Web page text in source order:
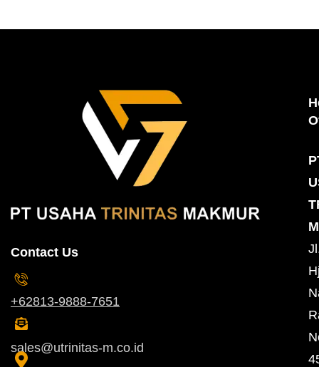
Contact Us
+62813-9888-7651
sales@utrinitas-m.co.id